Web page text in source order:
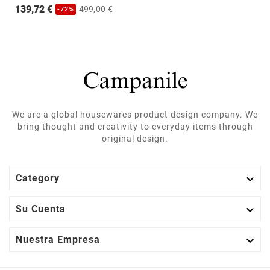
139,72 € -72% 499,00 €
We are a global housewares product design company. We
bring thought and creativity to everyday items through
original design.
Category 
Su Cuenta 
Nuestra Empresa 